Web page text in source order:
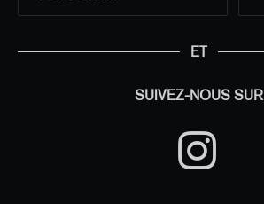
ET
SUIVEZ-NOUS SUR